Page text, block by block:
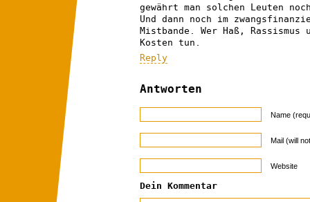
gewährt man solchen Leuten
Und dann noch im
Mistbande. Wer Haß,
Kosten tun.
Reply
Antworten
Name
Mail (will
Website
Dein Kommentar